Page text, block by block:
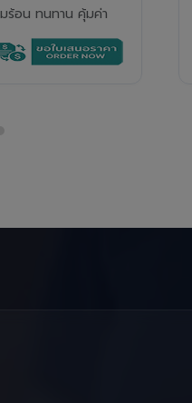
นท็อป ความเร็วสูง